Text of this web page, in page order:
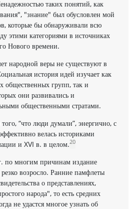
таких понятий, как
"знание" был обусловлен мой
которые бы обнаруживали всю
этими категориями в источниках
Нового времени.
народной веры не существуют в
история идей изучает как
общественных групп, так и
они развивались и
об­щественными стратами.
“что люди думали”, энергично, с
велась историками
и XVI в. в целом.20
многим причинам издание
воз­росло. Ранние памфлеты
о представлениях,
народа", то есть средних
не удастся многое узнать об